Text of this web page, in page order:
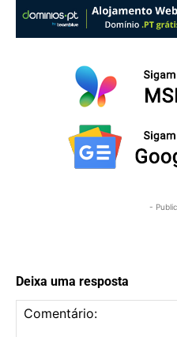
-
Deixa uma resposta